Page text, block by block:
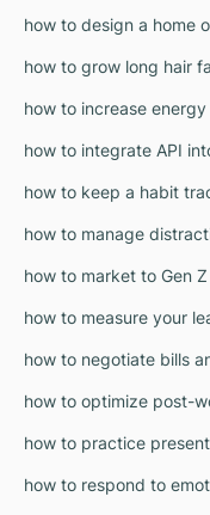
how to design a home
how to grow long hair
how to increase energy
how to integrate API
how to keep a habit
how to manage
how to market to Gen Z
how to measure your
how to negotiate bills
how to optimize post-
how to practice
how to respond to